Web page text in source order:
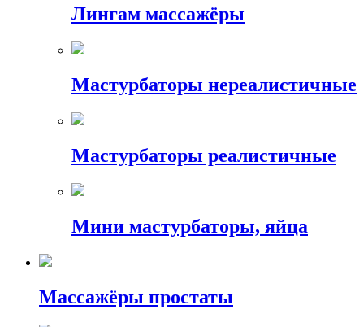
Лингам массажёры
Мастурбаторы нереалистичные
Мастурбаторы реалистичные
Мини мастурбаторы, яйца
Массажёры простаты